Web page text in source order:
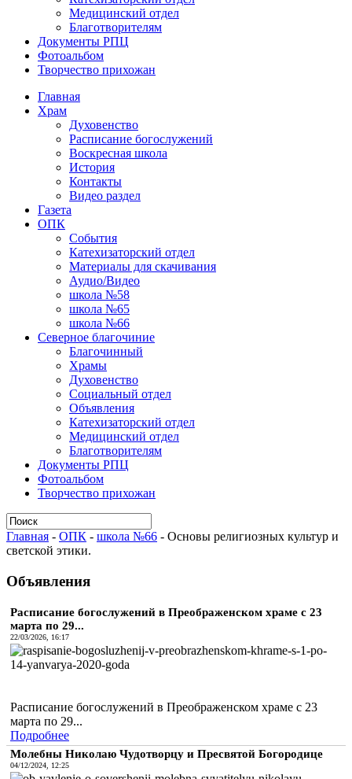
Медицинский отдел
Благотворителям
Документы РПЦ
Фотоальбом
Творчество прихожан
Главная
Храм
Духовенство
Расписание богослужений
Воскресная школа
История
Контакты
Видео раздел
Газета
ОПК
События
Катехизаторский отдел
Материалы для скачивания
Аудио/Видео
школа №58
школа №65
школа №66
Северное благочиние
Благочинный
Храмы
Духовенство
Социальный отдел
Объявления
Катехизаторский отдел
Медицинский отдел
Благотворителям
Документы РПЦ
Фотоальбом
Творчество прихожан
Главная - ОПК - школа №66 - Основы религиозных культур и
светской этики.
Объявления
Расписание богослужений в Преображенском храме с 23
марта по 29...
22/03/2026, 16:17
Расписание богослужений в Преображенском храме с 23
марта по 29...
Подробнее
Молебны Николаю Чудотворцу и Пресвятой Богородице
04/12/2024, 12:25